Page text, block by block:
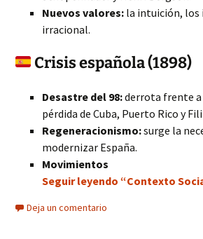
Nuevos valores: la intuición, los
irracional.
Crisis española (1898)
Desastre del 98:derrota frente a
pérdida de Cuba, Puerto Rico y
Regeneracionismo:surge la
modernizar España.
Movimientos
Seguir leyendo “Contexto
Deja un comentario